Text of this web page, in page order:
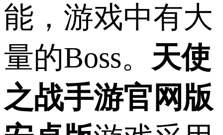
能，游戏中有大
量的Boss。 天使
之战手游官网版